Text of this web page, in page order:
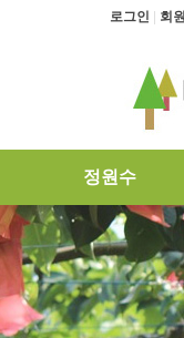
로그인 회
정원수